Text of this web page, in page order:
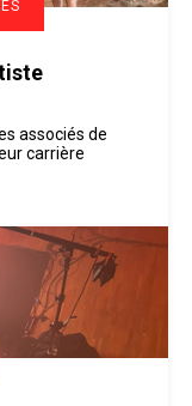
associés de
carrière